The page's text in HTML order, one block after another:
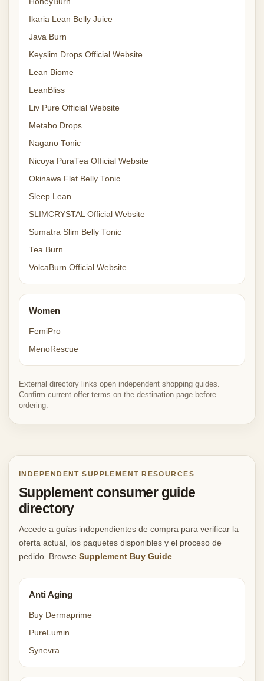
Ikaria Lean Belly Juice
Java Burn
Keyslim Drops Official Website
Lean Biome
LeanBliss
Liv Pure Official Website
Metabo Drops
Nagano Tonic
Nicoya PuraTea Official Website
Okinawa Flat Belly Tonic
Sleep Lean
SLIMCRYSTAL Official Website
Sumatra Slim Belly Tonic
Tea Burn
VolcaBurn Official Website
Women
FemiPro
MenoRescue
External directory links open independent shopping guides.
Confirm current offer terms on the destination page before
ordering.
INDEPENDENT SUPPLEMENT RESOURCES
Supplement consumer guide
directory
Accede a guías independientes de compra para verificar la
oferta actual, los paquetes disponibles y el proceso de
pedido. Browse Supplement Buy Guide
Anti Aging
Buy Dermaprime
PureLumin
Synevra